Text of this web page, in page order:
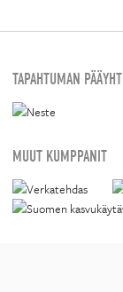
TAPAHTUMAN
MUUT KUMPPANIT